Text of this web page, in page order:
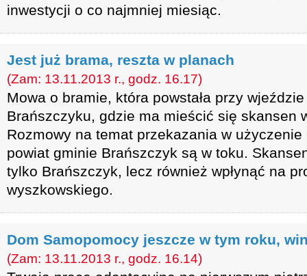
inwestycji o co najmniej miesiąc.
Jest już brama, reszta w planach
(Zam: 13.11.2013 r., godz. 16.17)
Mowa o bramie, która powstała przy wjeździe
Brańszczyku, gdzie ma mieścić się skansen
Rozmowy na temat przekazania w użyczenie
powiat gminie Brańszczyk są w toku.
tylko Brańszczyk, lecz również wpłynąć na
wyszkowskiego.
Dom Samopomocy jeszcze w tym roku,
(Zam: 13.11.2013 r., godz. 16.14)